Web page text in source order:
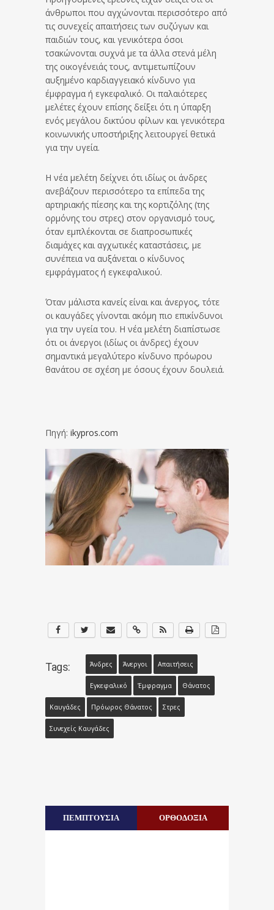
άνθρωποι που αγχώνονται περισσότερο από
τις συνεχείς απαιτήσεις των συζύγων και
παιδιών τους, και γενικότερα όσοι
τσακώνονται συχνά με τα άλλα στενά μέλη
της οικογένειάς τους, αντιμετωπίζουν
αυξημένο καρδιαγγειακό κίνδυνο για
έμφραγμα ή εγκεφαλικό. Οι παλαιότερες
μελέτες έχουν επίσης δείξει ότι η ύπαρξη
ενός μεγάλου δικτύου φίλων και γενικότερα
κοινωνικής υποστήριξης λειτουργεί θετικά
για την υγεία.
Η νέα μελέτη δείχνει ότι ιδίως οι άνδρες
ανεβάζουν περισσότερο τα επίπεδα της
αρτηριακής πίεσης και της κορτιζόλης (της
ορμόνης του στρες) στον οργανισμό τους,
όταν εμπλέκονται σε διαπροσωπικές
διαμάχες και αγχωτικές καταστάσεις, με
συνέπεια να αυξάνεται ο κίνδυνος
εμφράγματος ή εγκεφαλικού.
Όταν μάλιστα κανείς είναι και άνεργος, τότε
οι καυγάδες γίνονται ακόμη πιο επικίνδυνοι
για την υγεία του. Η νέα μελέτη διαπίστωσε
ότι οι άνεργοι (ιδίως οι άνδρες) έχουν
σημαντικά μεγαλύτερο κίνδυνο πρόωρου
θανάτου σε σχέση με όσους έχουν δουλειά.
Πηγή: ikypros.com
Tags: Άνδρες Άνεργοι Απαιτήσεις
Εγκεφαλικό Έμφραγμα Θάνατος
Καυγάδες Πρόωρος Θάνατος Στρες
Συνεχείς Καυγάδες
ΠΕΜΠΤΟΥΣΙΑ ΟΡΘΟΔΟΞΙΑ